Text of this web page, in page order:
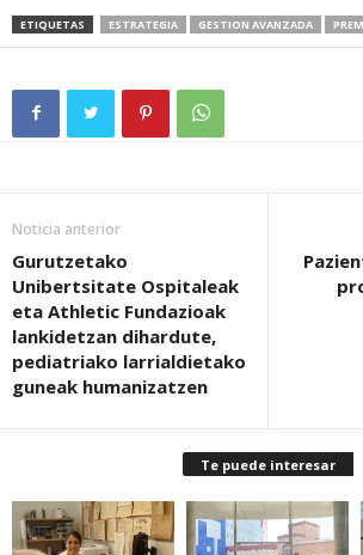
ETIQUETAS ESTRATEGIA GESTION AVANZADA
Noticia anterior
Gurutzetako
Unibertsitate Ospitaleak
eta Athletic Fundazioak
lankidetzan dihardute,
pediatriako larrialdietako
guneak humanizatzen
Te puede interesar